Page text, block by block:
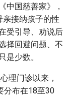
中国慈善家》，
接纳孩子的性
受引导、劝说后
择回避问题、不
是少数。
理门诊以来，
分布在18至30